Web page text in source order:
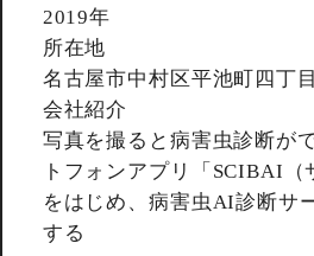
2019年
所在地
名古屋市中村区平池町四丁
会社紹介
写真を撮ると病害虫診断が
トフォンアプリ「SCIBAI（
をはじめ、病害虫AI診断サ
する